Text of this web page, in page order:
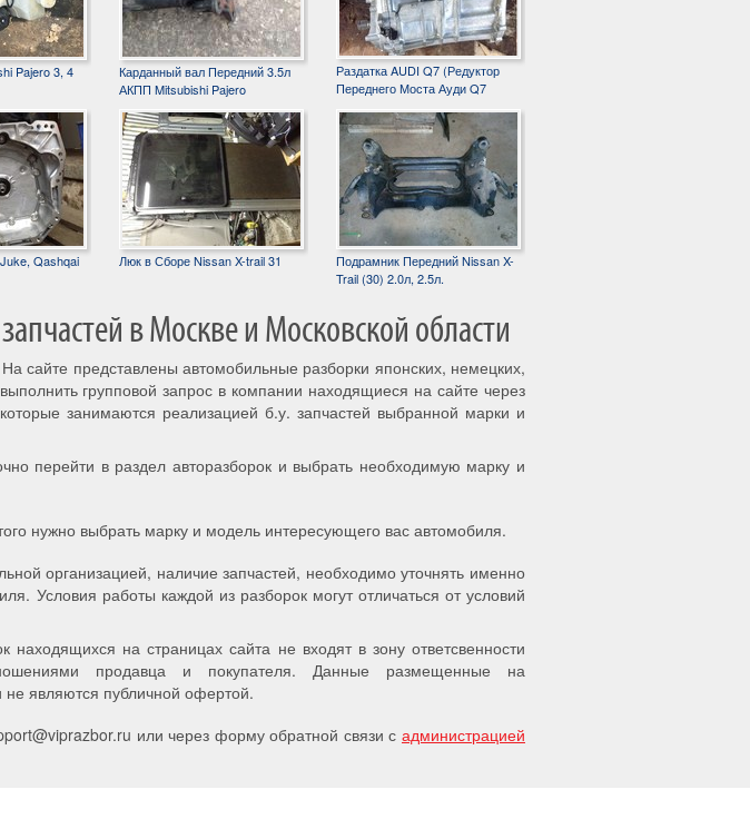
Pajero 3, 4
Карданный вал Передний 3.5л
АКПП Mitsubishi Pajero
Раздатка AUDI Q7 (Редуктор
Переднего Моста Ауди Q7
Qashqai
Люк в Сборе Nissan X-trail 31
Подрамник Передний Nissan X-
Trail (30) 2.0л, 2.5л.
в Москве и Московской области
сайте представлены автомобильные разборки японских, немецких,
групповой запрос в компании находящиеся на сайте через
занимаются реализацией б.у. запчастей выбранной марки и
перейти в раздел авторазборок и выбрать необходимую марку и
нужно выбрать марку и модель интересующего вас автомобиля.
организацией, наличие запчастей, необходимо уточнять именно
Условия работы каждой из разборок могут отличаться от условий
на страницах сайта не входят в зону ответсвенности
продавца и покупателя. Данные размещенные на
являются публичной офертой.
@viprazbor.ru или через форму обратной связи с администрацией